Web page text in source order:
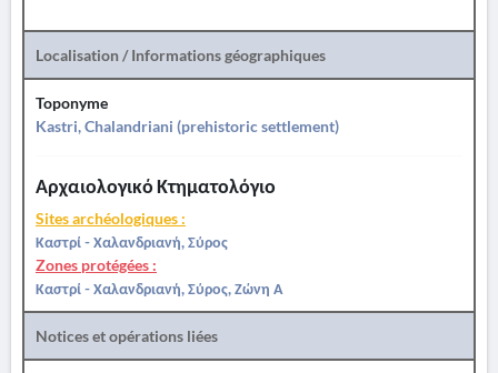
Localisation / Informations géographiques
Toponyme
Kastri, Chalandriani (prehistoric settlement)
Αρχαιολογικό Κτηματολόγιο
Sites archéologiques :
Καστρί - Χαλανδριανή, Σύρος
Zones protégées :
Καστρί - Χαλανδριανή, Σύρος, Ζώνη Α
Notices et opérations liées